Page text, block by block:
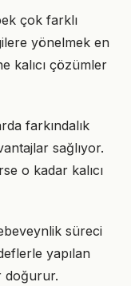
çok farklı
yönelmek en
kalıcı çözümler
farkındalık
sağlıyor.
o kadar kalıcı
süreci
yapılan
doğurur.